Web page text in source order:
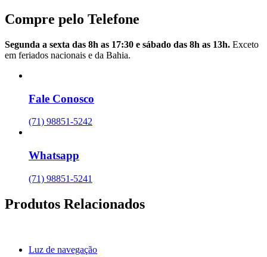
Compre pelo Telefone
Segunda a sexta das 8h as 17:30 e sábado das 8h as 13h. Exceto
em feriados nacionais e da Bahia.
Fale Conosco
(71) 98851-5242
Whatsapp
(71) 98851-5241
Produtos Relacionados
Luz de navegação